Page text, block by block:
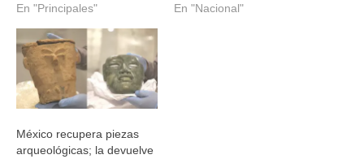
En "Principales"
En "Nacional"
México recupera piezas
arqueológicas; la devuelve